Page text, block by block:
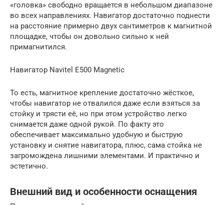
«головка» свободно вращается в небольшом диапазоне
во всех направлениях. Навигатор достаточно поднести
на расстояние примерно двух сантиметров к магнитной
площадке, чтобы он довольно сильно к ней
примагнитился.
Навигатор Navitel E500 Magnetic
То есть, магнитное крепление достаточно жёсткое,
чтобы навигатор не отвалился даже если взяться за
стойку и трясти её, но при этом устройство легко
снимается даже одной рукой. По факту это
обеспечивает максимально удобную и быструю
установку и снятие навигатора, плюс, сама стойка не
загромождена лишними элементами. И практично и
эстетично.
Внешний вид и особенности оснащения